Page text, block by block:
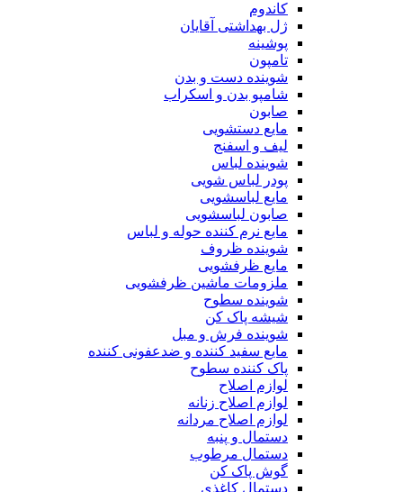
کاندوم
ژل بهداشتی آقایان
پوشینه
تامپون
شوینده دست و بدن
شامپو بدن و اسکراب
صابون
مایع دستشویی
لیف و اسفنج
شوینده لباس
پودر لباس شویی
مایع لباسشویی
صابون لباسشویی
مایع نرم کننده حوله و لباس
شوینده ظروف
مایع ظرفشویی
ملزومات ماشین ظرفشویی
شوینده سطوح
شیشه پاک کن
شوینده فرش و مبل
مایع سفید کننده و ضدعفونی کننده
پاک کننده سطوح
لوازم اصلاح
لوازم اصلاح زنانه
لوازم اصلاح مردانه
دستمال و پنبه
دستمال مرطوب
گوش پاک کن
دستمال کاغذی